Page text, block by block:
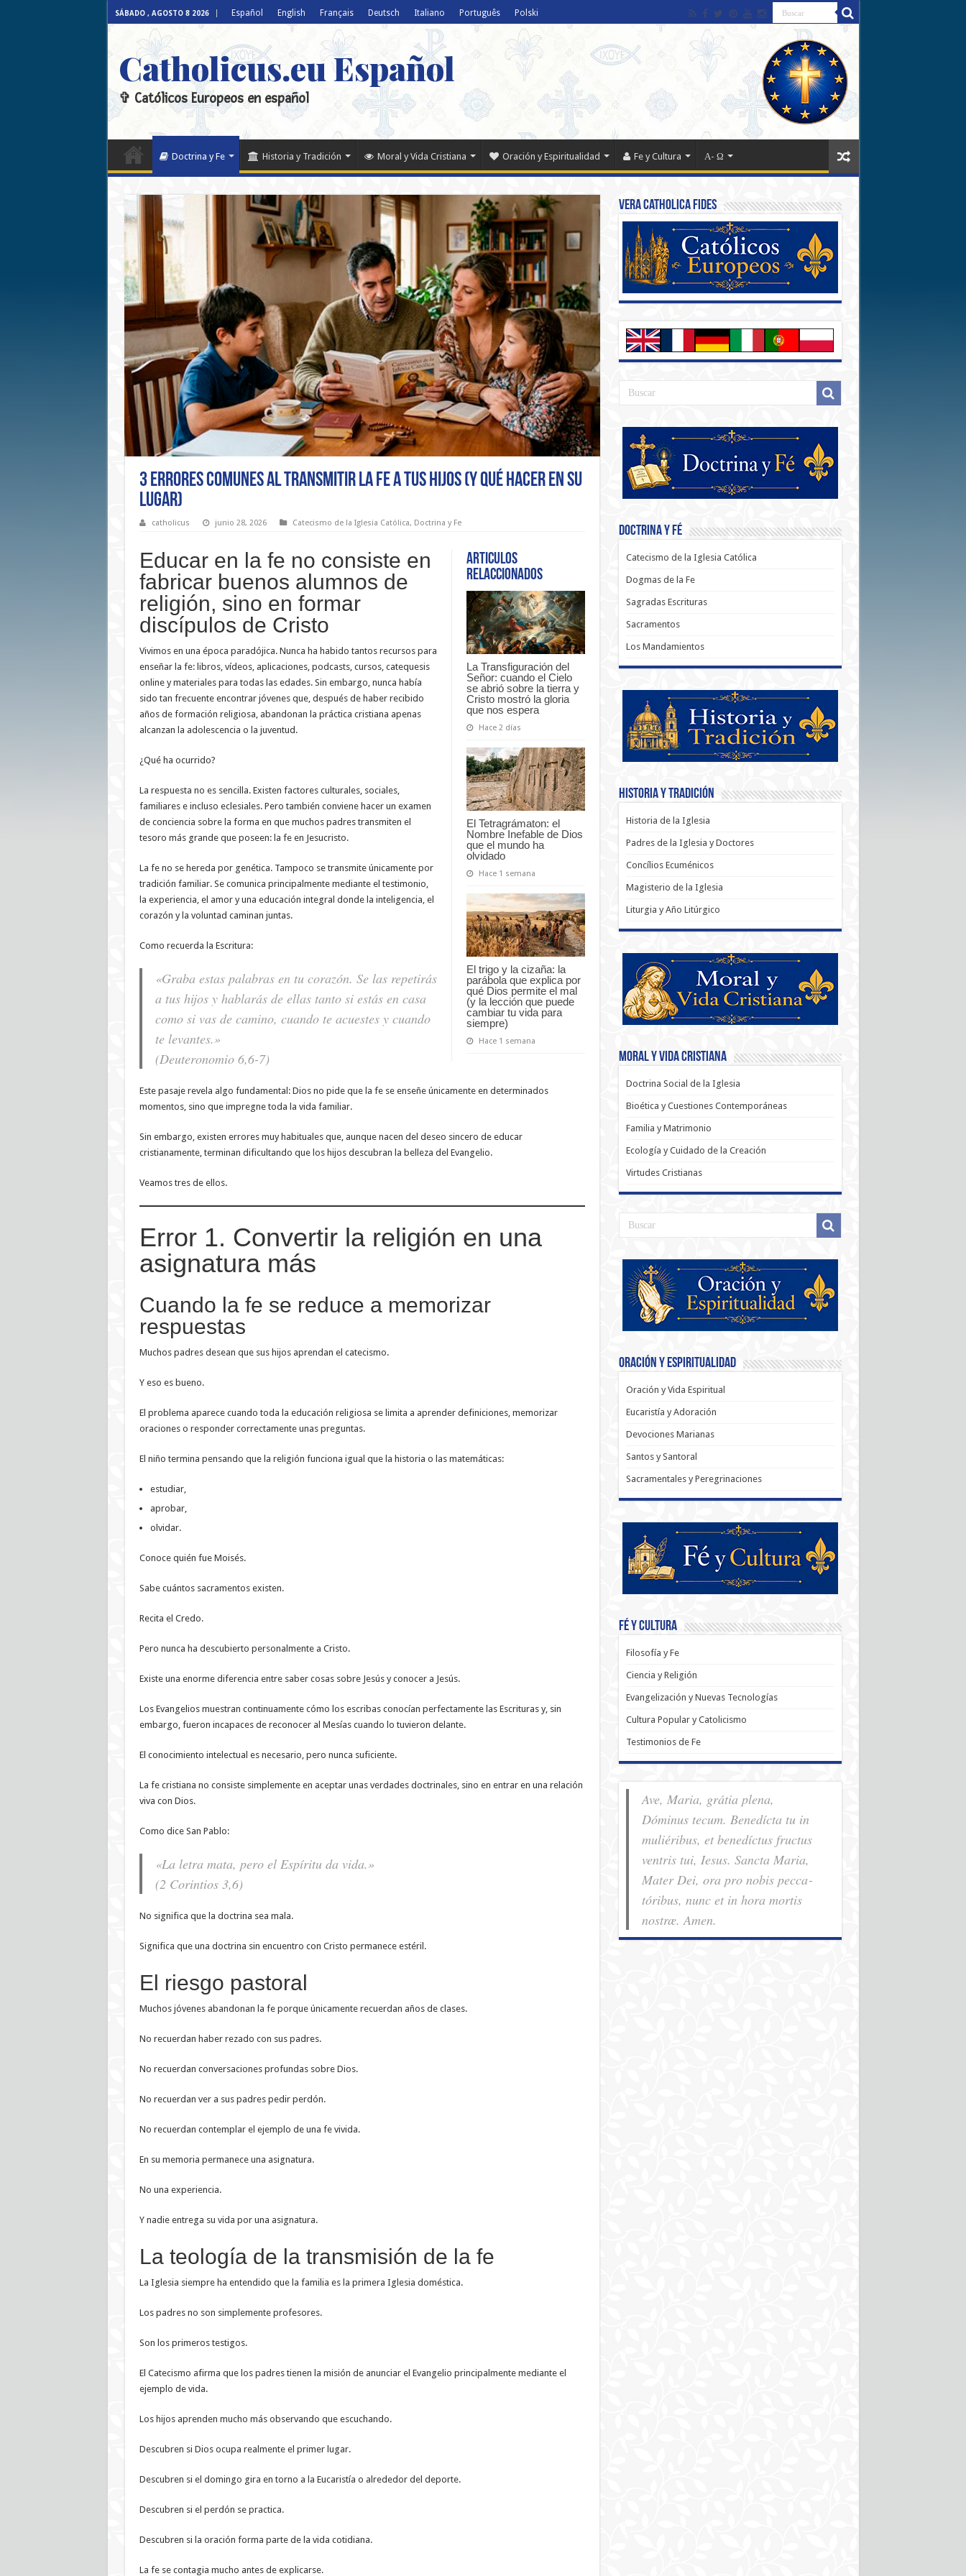
SÁBADO , AGOSTO 8 2026 Español English Français Deutsch Italiano Português Polski
Catholicus.eu Español
✞ Católicos Europeos en español
Doctrina y Fe Historia y Tradición Moral y Vida Cristiana Oración y Espiritualidad Fe y Cultura Α- Ω
3 errores comunes al transmitir la fe a tus hijos (y qué hacer en su
lugar)
catholicus junio 28, 2026 Catecismo de la Iglesia Católica, Doctrina y Fe
Articulos
relaccionados
La Transfiguración del
Señor: cuando el Cielo
se abrió sobre la tierra y
Cristo mostró la gloria
que nos espera
Hace 2 días
El Tetragrámaton: el
Nombre Inefable de Dios
que el mundo ha
olvidado
Hace 1 semana
El trigo y la cizaña: la
parábola que explica por
qué Dios permite el mal
(y la lección que puede
cambiar tu vida para
siempre)
Hace 1 semana
Educar en la fe no consiste en
fabricar buenos alumnos de
religión, sino en formar
discípulos de Cristo
Vivimos en una época paradójica. Nunca ha habido tantos recursos para
enseñar la fe: libros, vídeos, aplicaciones, podcasts, cursos, catequesis
online y materiales para todas las edades. Sin embargo, nunca había
sido tan frecuente encontrar jóvenes que, después de haber recibido
años de formación religiosa, abandonan la práctica cristiana apenas
alcanzan la adolescencia o la juventud.
¿Qué ha ocurrido?
La respuesta no es sencilla. Existen factores culturales, sociales,
familiares e incluso eclesiales. Pero también conviene hacer un examen
de conciencia sobre la forma en que muchos padres transmiten el
tesoro más grande que poseen: la fe en Jesucristo.
La fe no se hereda por genética. Tampoco se transmite únicamente por
tradición familiar. Se comunica principalmente mediante el testimonio,
la experiencia, el amor y una educación integral donde la inteligencia, el
corazón y la voluntad caminan juntas.
Como recuerda la Escritura:
«Graba estas palabras en tu corazón. Se las repetirás
a tus hijos y hablarás de ellas tanto si estás en casa
como si vas de camino, cuando te acuestes y cuando
te levantes.»
(Deuteronomio 6,6-7)
Este pasaje revela algo fundamental: Dios no pide que la fe se enseñe únicamente en determinados
momentos, sino que impregne toda la vida familiar.
Sin embargo, existen errores muy habituales que, aunque nacen del deseo sincero de educar
cristianamente, terminan dificultando que los hijos descubran la belleza del Evangelio.
Veamos tres de ellos.
Error 1. Convertir la religión en una
asignatura más
Cuando la fe se reduce a memorizar
respuestas
Muchos padres desean que sus hijos aprendan el catecismo.
Y eso es bueno.
El problema aparece cuando toda la educación religiosa se limita a aprender definiciones, memorizar
oraciones o responder correctamente unas preguntas.
El niño termina pensando que la religión funciona igual que la historia o las matemáticas:
estudiar,
aprobar,
olvidar.
Conoce quién fue Moisés.
Sabe cuántos sacramentos existen.
Recita el Credo.
Pero nunca ha descubierto personalmente a Cristo.
Existe una enorme diferencia entre saber cosas sobre Jesús y conocer a Jesús.
Los Evangelios muestran continuamente cómo los escribas conocían perfectamente las Escrituras y, sin
embargo, fueron incapaces de reconocer al Mesías cuando lo tuvieron delante.
El conocimiento intelectual es necesario, pero nunca suficiente.
La fe cristiana no consiste simplemente en aceptar unas verdades doctrinales, sino en entrar en una relación
viva con Dios.
Como dice San Pablo:
«La letra mata, pero el Espíritu da vida.»
(2 Corintios 3,6)
No significa que la doctrina sea mala.
Significa que una doctrina sin encuentro con Cristo permanece estéril.
El riesgo pastoral
Muchos jóvenes abandonan la fe porque únicamente recuerdan años de clases.
No recuerdan haber rezado con sus padres.
No recuerdan conversaciones profundas sobre Dios.
No recuerdan ver a sus padres pedir perdón.
No recuerdan contemplar el ejemplo de una fe vivida.
En su memoria permanece una asignatura.
No una experiencia.
Y nadie entrega su vida por una asignatura.
La teología de la transmisión de la fe
La Iglesia siempre ha entendido que la familia es la primera Iglesia doméstica.
Los padres no son simplemente profesores.
Son los primeros testigos.
El Catecismo afirma que los padres tienen la misión de anunciar el Evangelio principalmente mediante el
ejemplo de vida.
Los hijos aprenden mucho más observando que escuchando.
Descubren si Dios ocupa realmente el primer lugar.
Descubren si el domingo gira en torno a la Eucaristía o alrededor del deporte.
Descubren si el perdón se practica.
Descubren si la oración forma parte de la vida cotidiana.
La fe se contagia mucho antes de explicarse.
Vera Catholica Fides
Doctrina y Fé
Catecismo de la Iglesia Católica
Dogmas de la Fe
Sagradas Escrituras
Sacramentos
Los Mandamientos
Historia y Tradición
Historia de la Iglesia
Padres de la Iglesia y Doctores
Concílios Ecuménicos
Magisterio de la Iglesia
Liturgia y Año Litúrgico
Moral y Vida Cristiana
Doctrina Social de la Iglesia
Bioética y Cuestiones Contemporáneas
Familia y Matrimonio
Ecología y Cuidado de la Creación
Virtudes Cristianas
Oración y Espiritualidad
Oración y Vida Espiritual
Eucaristía y Adoración
Devociones Marianas
Santos y Santoral
Sacramentales y Peregrinaciones
Fé y Cultura
Filosofía y Fe
Ciencia y Religión
Evangelización y Nuevas Tecnologías
Cultura Popular y Catolicismo
Testimonios de Fe
Ave, Maria, grátia plena,
Dóminus tecum. Benedícta tu in
muliéribus, et benedíctus fructus
ventris tui, Iesus. Sancta Maria,
Mater Dei, ora pro nobis pec­ca­
tóribus, nunc et in hora mortis
nostræ. Amen.